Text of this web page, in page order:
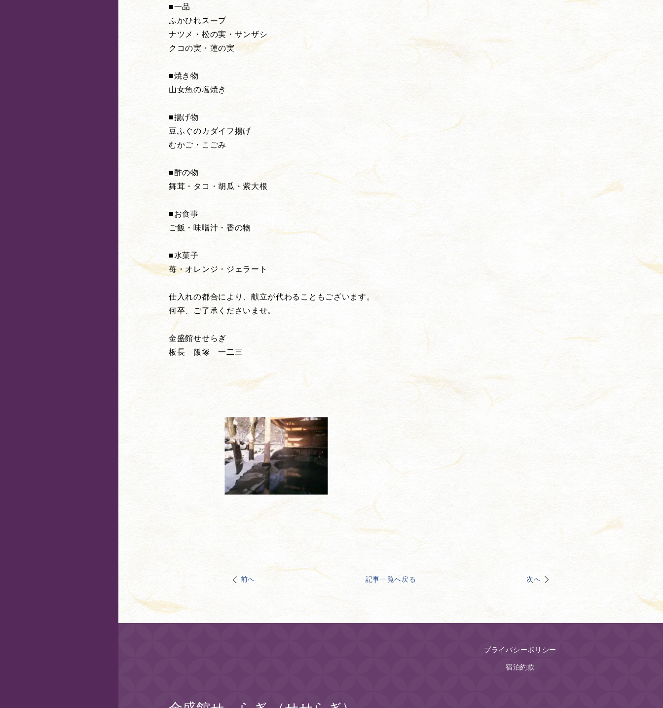
■一品
ふかひれスープ
ナツメ・松の実・サンザシ
クコの実・蓮の実
■焼き物
山女魚の塩焼き
■揚げ物
豆ふぐのカダイフ揚げ
むかご・こごみ
■酢の物
舞茸・タコ・胡瓜・紫大根
■お食事
ご飯・味噌汁・香の物
■水菓子
苺・オレンジ・ジェラート
仕入れの都合により、献立が代わることもございます。
何卒、ご了承くださいませ。
金盛館せせらぎ
板長 飯塚 一二三
前へ 記事一覧へ戻る 次へ
プライバシーポリシー
宿泊約款